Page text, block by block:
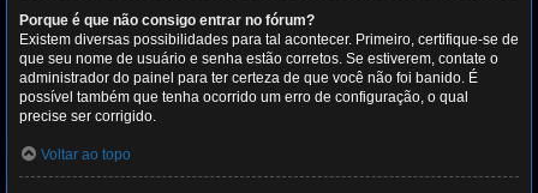
Porque é que não consigo entrar no fórum?
Existem diversas possibilidades para tal acontecer. Primeiro, certifique-se de
que seu nome de usuário e senha estão corretos. Se estiverem, contate o
administrador do painel para ter certeza de que você não foi banido. É
possível também que tenha ocorrido um erro de configuração, o qual
precise ser corrigido.
Voltar ao topo